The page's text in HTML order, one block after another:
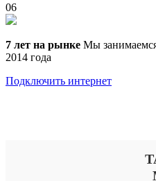
06
7 лет на рынке Мы
2014 года
Подключить интернет